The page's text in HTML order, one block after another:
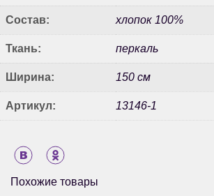
Состав: хлопок 100%
Ткань: перкаль
Ширина: 150 см
Артикул: 13146-1
Похожие товары